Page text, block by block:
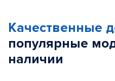
Качественные
популярные
наличии